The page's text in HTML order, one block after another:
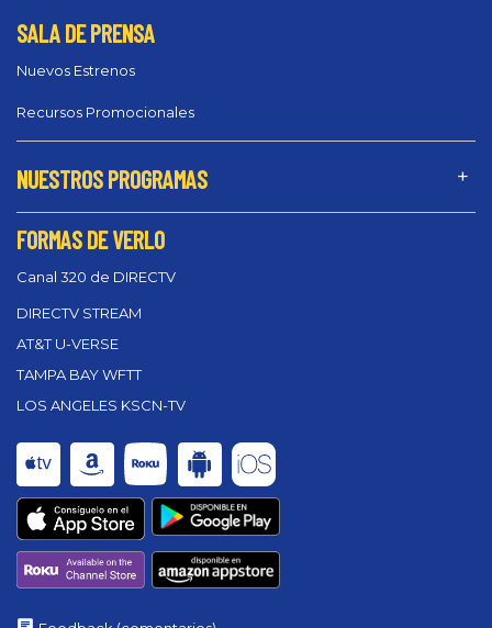
SALA DE PRENSA
Nuevos Estrenos
Recursos Promocionales
NUESTROS PROGRAMAS
FORMAS DE VERLO
Canal 320 de DIRECTV
DIRECTV STREAM
AT&T U-VERSE
TAMPA BAY WFTT
LOS ANGELES KSCN-TV